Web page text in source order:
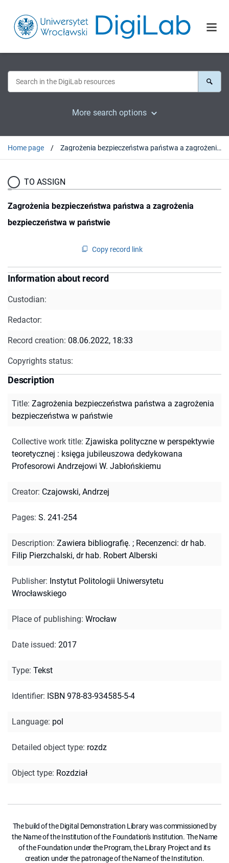
More search options
Home page Zagrożenia bezpieczeństwa państwa a zagrożenia bezpieczeństwa w państwie
TO ASSIGN
Zagrożenia bezpieczeństwa państwa a zagrożenia
bezpieczeństwa w państwie
Copy record link
Information about record
Custodian:
Redactor:
Record creation: 08.06.2022, 18:33
Copyrights status:
Description
Title: Zagrożenia bezpieczeństwa państwa a zagrożenia
bezpieczeństwa w państwie
Collective work title: Zjawiska polityczne w perspektywie
teoretycznej : księga jubileuszowa dedykowana
Profesorowi Andrzejowi W. Jabłońskiemu
Creator: Czajowski, Andrzej
Pages: S. 241-254
Description: Zawiera bibliografię. ; Recenzenci: dr hab.
Filip Pierzchalski, dr hab. Robert Alberski
Publisher: Instytut Politologii Uniwersytetu
Wrocławskiego
Place of publishing: Wrocław
Date issued: 2017
Type: Tekst
Identifier: ISBN 978-83-934585-5-4
Language: pol
Detailed object type: rozdz
Object type: Rozdział
The build of the Digital Demonstration Library was commissioned by
the Name of the Institution of the Foundation's Institution. The Name
of the Foundation under the Program, the Library Project and its
creation under the patronage of the Name of the Institution.